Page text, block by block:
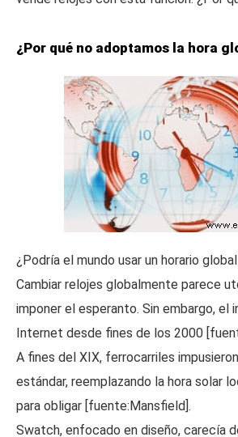
¿Por qué no adoptamos la hora
¿Podría el mundo usar un horario
Cambiar relojes globalmente parece
imponer el esperanto. Sin embargo, el
Internet desde fines de los 2000
A fines del XIX, ferrocarriles
estándar, reemplazando la hora solar
para obligar [fuente:Mansfield].
Swatch, enfocado en diseño, carecía